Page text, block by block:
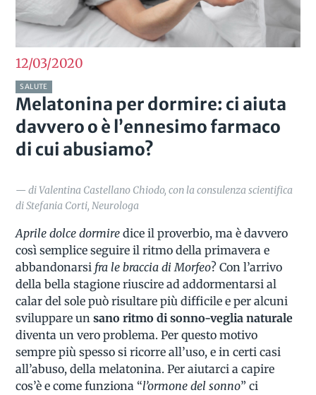
12/032020
SALUTE
Melatonina per dormire: ci aiuta
davvero o è l’ennesimo farmaco
di cui abusiamo?
— di Valentina Castellano Chiodo, con la consulenza scientifica
di Stefania Corti, Neurologa
Aprile dolce dormire dice il proverbio, ma è davvero
così semplice seguire il ritmo della primavera e
abbandonarsi fra le braccia di Morfeo? Con l’arrivo
della bella stagione riuscire ad addormentarsi al
calar del sole può risultare più difficile e per alcuni
sviluppare un sano ritmo di sonno-veglia naturale
diventa un vero problema. Per questo motivo
sempre più spesso si ricorre all’uso, e in certi casi
all’abuso, della melatonina. Per aiutarci a capire
cos’è e come funziona “l’ormone del sonno” ci